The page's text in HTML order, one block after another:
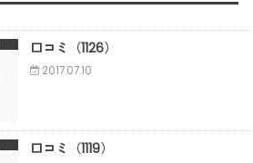
口コミ（1126）
2017.07.10
口コミ（1119）